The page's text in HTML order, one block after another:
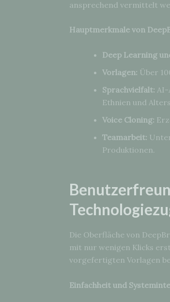
ansprechend vermittelt
Hauptmerkmale von
Deep Learning
Vorlagen: Über
Sprachvielfalt: AI-
Ethnien und
Voice Cloning:
Teamarbeit:
Produktionen.
Die Oberfläche von
mit nur wenigen Klicks
vorgefertigten Vorlagen
Einfachheit und